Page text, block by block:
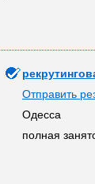
Отправить
Одесса
полная